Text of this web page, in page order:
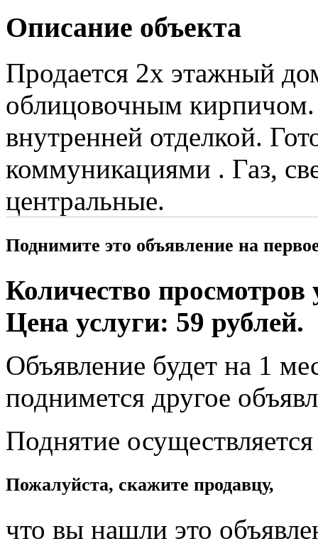
Описание объекта
Продается 2х этажный
облицовочным
внутренней отделкой.
коммуникациями . Газ,
центральные.
Поднимите это объявление на
Количество просмотров
Цена услуги: 59 рублей.
Объявление будет на 1
поднимется другое
Поднятие
Пожалуйста, скажите продавцу,
что вы нашли это